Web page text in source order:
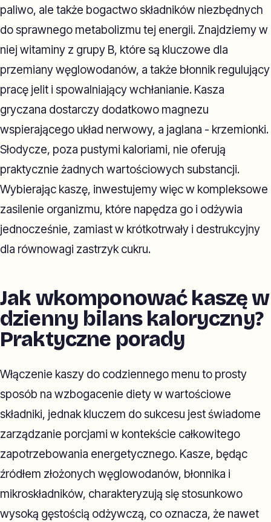
paliwo, ale także bogactwo składników niezbędnych
do sprawnego metabolizmu tej energii. Znajdziemy w
niej witaminy z grupy B, które są kluczowe dla
przemiany węglowodanów, a także błonnik regulujący
pracę jelit i spowalniający wchłanianie. Kasza
gryczana dostarczy dodatkowo magnezu
wspierającego układ nerwowy, a jaglana - krzemionki.
Słodycze, poza pustymi kaloriami, nie oferują
praktycznie żadnych wartościowych substancji.
Wybierając kaszę, inwestujemy więc w kompleksowe
zasilenie organizmu, które napędza go i odżywia
jednocześnie, zamiast w krótkotrwały i destrukcyjny
dla równowagi zastrzyk cukru.
Jak wkomponować kaszę w
dzienny bilans kaloryczny?
Praktyczne porady
Włączenie kaszy do codziennego menu to prosty
sposób na wzbogacenie diety w wartościowe
składniki, jednak kluczem do sukcesu jest świadome
zarządzanie porcjami w kontekście całkowitego
zapotrzebowania energetycznego. Kasze, będąc
źródłem złożonych węglowodanów, błonnika i
mikroskładników, charakteryzują się stosunkowo
wysoką gęstością odżywczą, co oznacza, że nawet